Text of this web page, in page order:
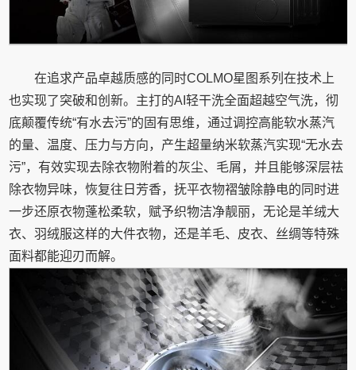
在追求产品卓越质感的同时COLMO星图系列在技术上
也实现了突破和创新。主打的AI轻干洗全面超越空气洗，彻
底颠覆传统“有水去污”的固有思维，通过调控高能软水蒸汽
的量、温度、压力与方向，产生超量纳米软蒸汽实现“无水去
污”，有效实现去除衣物附着的灰尘、毛屑，并且能够深层祛
除衣物异味，恢复往日芳香，抚平衣物褶皱除静电的同时进
一步还原衣物蓬松柔软，赋予织物洁净靓丽，无论是羊绒大
衣、羽绒服这样的大件衣物，还是羊毛、皮衣、丝绸等特殊
面料都能迎刃而解。